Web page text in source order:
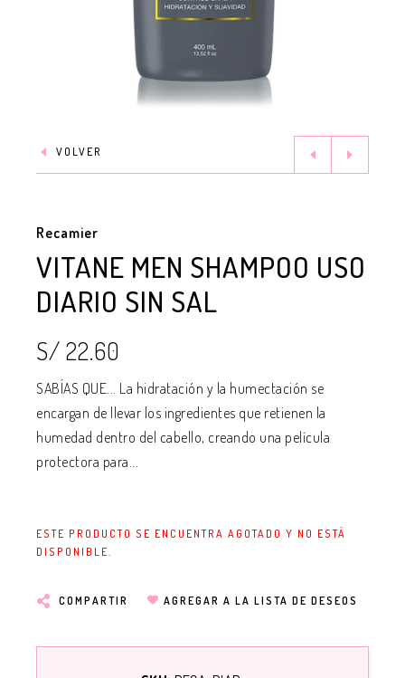
VOLVER
Recamier
VITANE MEN SHAMPOO USO
DIARIO SIN SAL
S/ 22.60
SABÍAS QUE... La hidratación y la humectación se
encargan de llevar los ingredientes que retienen la
humedad dentro del cabello, creando una película
protectora para...
ESTE PRODUCTO SE ENCUENTRA AGOTADO Y NO ESTÁ
DISPONIBLE.
COMPARTIR AGREGAR A LA LISTA DE DESEOS